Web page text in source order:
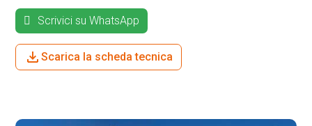
Scrivici su WhatsApp
Scarica la scheda tecnica